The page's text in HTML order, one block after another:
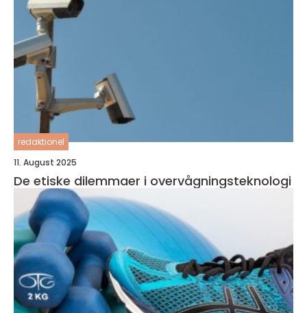
redaktionel
11. August 2025
De etiske dilemmaer i overvågningsteknologi